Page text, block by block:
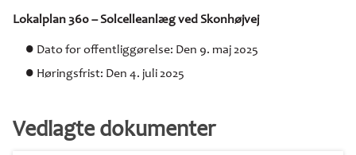
Lokalplan 360 – Solcelleanlæg ved Skonhøjvej
Dato for offentliggørelse: Den 9. maj 2025
Høringsfrist: Den 4. juli 2025
Vedlagte dokumenter